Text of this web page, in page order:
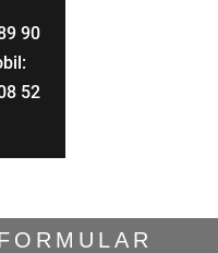
90
52